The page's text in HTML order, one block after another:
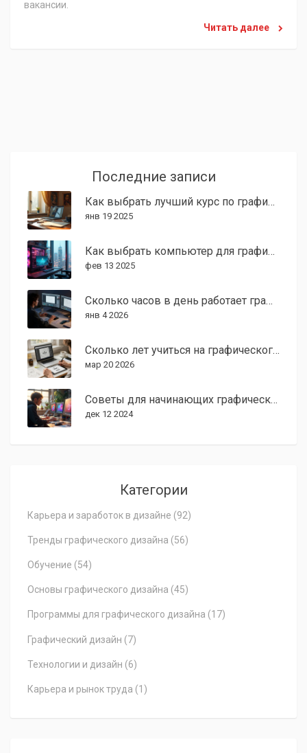
вакансии.
Читать далее
Последние записи
Как выбрать лучший курс по графическому дизайну: советы и рекомендации
янв 19 2025
Как выбрать компьютер для графического дизайна
фев 13 2025
Сколько часов в день работает графический дизайнер: реальный график от практика
янв 4 2026
Сколько лет учиться на графического дизайнера: реальные сроки и этапы обучения
мар 20 2026
Советы для начинающих графических дизайнеров: как стать востребованным специалистом
дек 12 2024
Категории
Карьера и заработок в дизайне (92)
Тренды графического дизайна (56)
Обучение (54)
Основы графического дизайна (45)
Программы для графического дизайна (17)
Графический дизайн (7)
Технологии и дизайн (6)
Карьера и рынок труда (1)